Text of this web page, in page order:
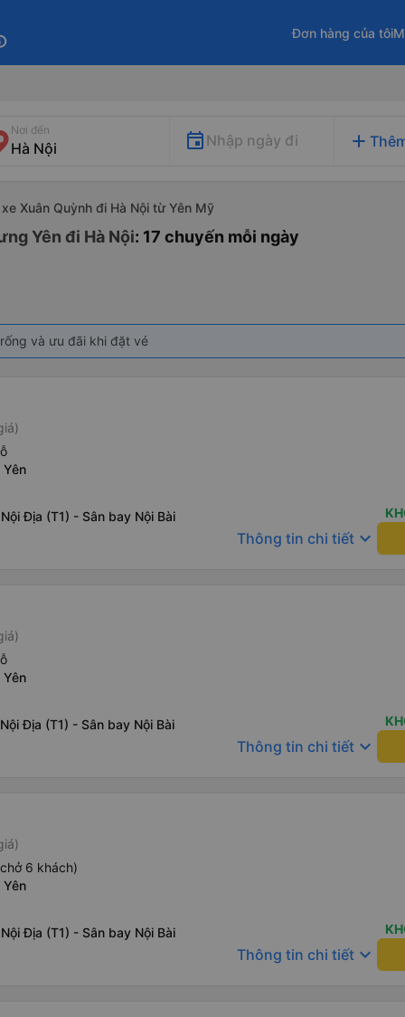
Đơn hàng của tôi
Nơi đến
Nhập ngày đi add
xe Xuân Quỳnh đi Hà Nội từ Yên Mỹ
Yên đi Hà Nội: 17 chuyến mỗi ngày
và ưu đãi khi đặt vé
Địa (T1) - Sân bay Nội Bài
Thông tin chi tiết keyboard_arrow_down
Địa (T1) - Sân bay Nội Bài
Thông tin chi tiết keyboard_arrow_down
6 khách)
Địa (T1) - Sân bay Nội Bài
Thông tin chi tiết keyboard_arrow_down